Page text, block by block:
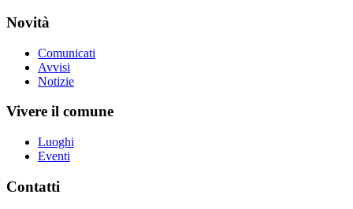
Novità
Comunicati
Avvisi
Notizie
Vivere il comune
Luoghi
Eventi
Contatti